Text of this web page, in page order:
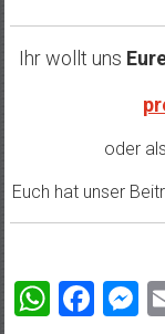
Ihr wollt uns
oder als
Euch hat unser